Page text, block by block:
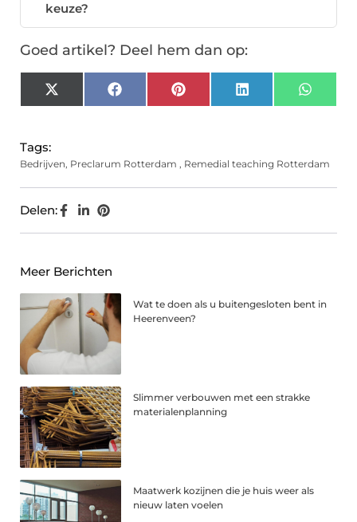
keuze?
Goed artikel? Deel hem dan op:
X
(Twitter)
FacebookPinterest LinkedIn
Tags:
Bedrijven, Preclarum Rotterdam , Remedial teaching Rotterdam
Delen:
Meer Berichten
Wat te doen als u buitengesloten bent in
Heerenveen?
Slimmer verbouwen met een strakke
materialenplanning
Maatwerk kozijnen die je huis weer als
nieuw laten voelen